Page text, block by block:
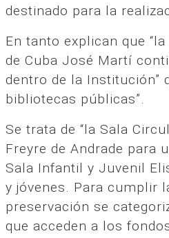
destinado para la
En tanto explican que
de Cuba José Martí
dentro de la Institución”
bibliotecas públicas”.
Se trata de “la Sala
Freyre de Andrade para
Sala Infantil y Juvenil
y jóvenes. Para cumplir
preservación se
que acceden a los